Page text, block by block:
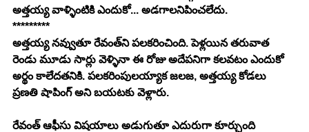
అత్తయ్య వాళ్ళింటికి ఎందుకో... అడగాలనిపించలేదు.
*********
అత్తయ్య నవ్వుతూ రేవంత్‌ని పలకరించింది. పెళ్లయిన తరువాత
రెండు మూడు సార్లు వెళ్ళినా ఈ రోజు అదేపనిగా కలవటం ఎందుకో
అర్థం కాలేదతనికి. పలకరింపులయ్యాక జలజ, అత్తయ్య కోడలు
ప్రణతి షాపింగ్ అని బయటకు వెళ్లారు.
రేవంత్ ఆఫీసు విషయాలు అడుగుతూ ఎదురుగా కూర్చుంది